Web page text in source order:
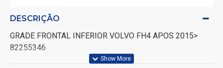
DESCRIÇÃO
GRADE FRONTAL INFERIOR VOLVO FH4 APOS 2015>
82255346